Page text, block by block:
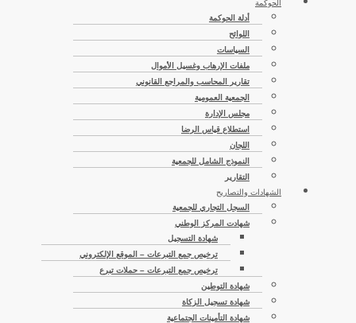
الحوكمة
أدلة الحوكمة
اللوائح
السياسات
ملفات الإرهاب وغسيل الأموال
تقارير المحاسب والمراجع القانوني
الجمعية العمومية
مجلس الإدارة
استطلاع قياس الرضا
اللجان
النموذج الشامل للجمعية
التقارير
الشهادات والتصاريح
السجل التجاري للجمعية
شهادت المركز الوطني
شهادة التسجيل
ترخيص جمع التبرعات – الموقع الإلكتروني
ترخيص جمع التبرعات – حملات تبرع
شهادة التوطين
شهادة تسجيل الزكاة
شهادة التأمينات الجتماعية